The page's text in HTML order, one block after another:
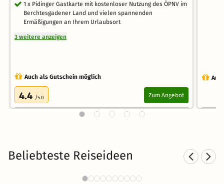
1 x Pidinger Gastkarte mit kostenloser Nutzung des ÖPNV im
Berchtesgadener Land und vielen spannenden
Ermäßigungen an Ihrem Urlaubsort
3 weitere anzeigen
Auch als Gutschein möglich
4.4 /5.0 Zum Angebot
Beliebteste Reiseideen
Sporthotels in Bayern
1992 Angebote